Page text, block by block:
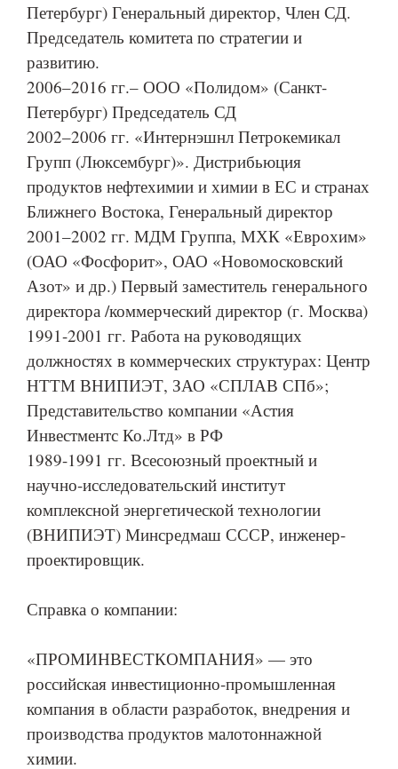
Петербург) Генеральный директор, Член СД.
Председатель комитета по стратегии и
развитию.
2006–2016 гг.– ООО «Полидом» (Санкт-
Петербург) Председатель СД
2002–2006 гг. «Интернэшнл Петрокемикал
Групп (Люксембург)». Дистрибьюция
продуктов нефтехимии и химии в ЕС и странах
Ближнего Востока, Генеральный директор
2001–2002 гг. МДМ Группа, МХК «Еврохим»
(ОАО «Фосфорит», ОАО «Новомосковский
Азот» и др.) Первый заместитель генерального
директора /коммерческий директор (г. Москва)
1991-2001 гг. Работа на руководящих
должностях в коммерческих структурах: Центр
НТТМ ВНИПИЭТ, ЗАО «СПЛАВ СПб»;
Представительство компании «Астия
Инвестментс Ко.Лтд» в РФ
1989-1991 гг. Всесоюзный проектный и
научно-исследовательский институт
комплексной энергетической технологии
(ВНИПИЭТ) Минсредмаш СССР, инженер-
проектировщик.
Справка о компании:
«ПРОМИНВЕСТКОМПАНИЯ» — это
российская инвестиционно-промышленная
компания в области разработок, внедрения и
производства продуктов малотоннажной
химии.